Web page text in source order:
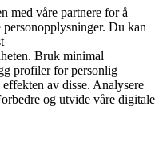
med våre partnere for å
Du kan
Bruk minimal
profiler for personlig
av disse. Analysere
og utvide våre digitale